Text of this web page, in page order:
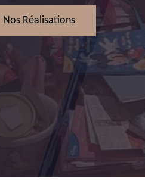
Nos Réalisations